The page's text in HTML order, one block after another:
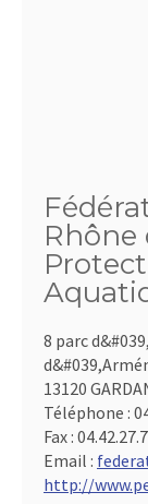
Rhône
8 parc
13120
Téléphone :
Fax :
Email :
http://